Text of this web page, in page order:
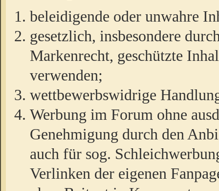
beleidigende oder unwahre
gesetzlich, insbesondere
Markenrecht, geschützte
verwenden;
wettbewerbswidrige
Werbung im Forum ohne
Genehmigung durch den
auch für sog.
Verlinken der eigenen